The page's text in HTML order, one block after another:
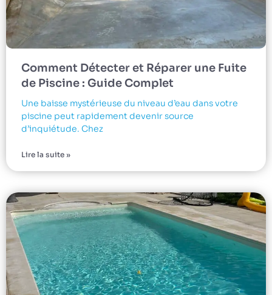
Comment Détecter et Réparer une Fuite
de Piscine : Guide Complet
Une baisse mystérieuse du niveau d’eau dans votre
piscine peut rapidement devenir source
d’inquiétude. Chez
Lire la suite »